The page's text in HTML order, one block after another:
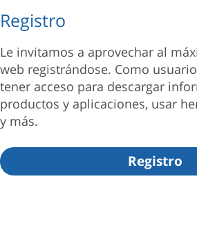
Registro
Le invitamos a aprovechar al
web registrándose. Como
tener acceso para descargar
productos y aplicaciones, usar
y más.
Registro